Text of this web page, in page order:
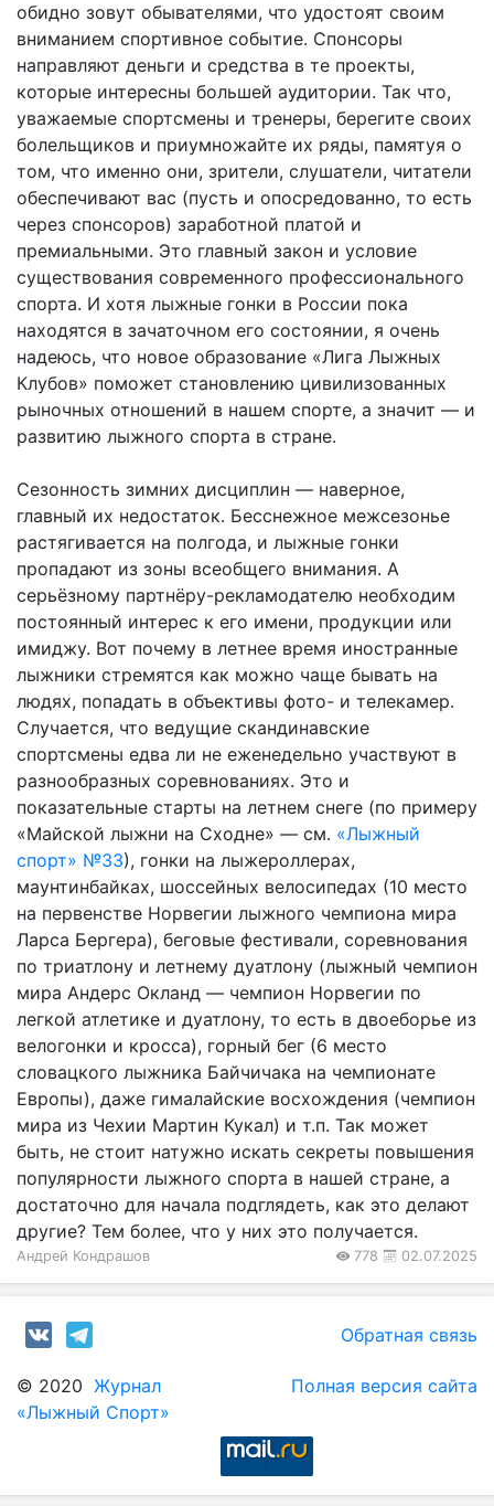
обидно зовут обывателями, что удостоят своим
вниманием спортивное событие. Спонсоры
направляют деньги и средства в те проекты,
которые интересны большей аудитории. Так что,
уважаемые спортсмены и тренеры, берегите своих
болельщиков и приумножайте их ряды, памятуя о
том, что именно они, зрители, слушатели, читатели
обеспечивают вас (пусть и опосредованно, то есть
через спонсоров) заработной платой и
премиальными. Это главный закон и условие
существования современного профессионального
спорта. И хотя лыжные гонки в России пока
находятся в зачаточном его состоянии, я очень
надеюсь, что новое образование «Лига Лыжных
Клубов» поможет становлению цивилизованных
рыночных отношений в нашем спорте, а значит — и
развитию лыжного спорта в стране.
Сезонность зимних дисциплин — наверное,
главный их недостаток. Бесснежное межсезонье
растягивается на полгода, и лыжные гонки
пропадают из зоны всеобщего внимания. А
серьёзному партнёру-рекламодателю необходим
постоянный интерес к его имени, продукции или
имиджу. Вот почему в летнее время иностранные
лыжники стремятся как можно чаще бывать на
людях, попадать в объективы фото- и телекамер.
Случается, что ведущие скандинавские
спортсмены едва ли не еженедельно участвуют в
разнообразных соревнованиях. Это и
показательные старты на летнем снеге (по примеру
«Майской лыжни на Сходне» — см. «Лыжный
спорт» №33), гонки на лыжероллерах,
маунтинбайках, шоссейных велосипедах (10 место
на первенстве Норвегии лыжного чемпиона мира
Ларса Бергера), беговые фестивали, соревнования
по триатлону и летнему дуатлону (лыжный чемпион
мира Андерс Окланд — чемпион Норвегии по
легкой атлетике и дуатлону, то есть в двоеборье из
велогонки и кросса), горный бег (6 место
словацкого лыжника Байчичака на чемпионате
Европы), даже гималайские восхождения (чемпион
мира из Чехии Мартин Кукал) и т.п. Так может
быть, не стоит натужно искать секреты повышения
популярности лыжного спорта в нашей стране, а
достаточно для начала подглядеть, как это делают
другие? Тем более, что у них это получается.
Андрей Кондрашов 778 02.07.2025
Обратная связь
© 2020 Журнал
«Лыжный Спорт»
Полная версия сайта